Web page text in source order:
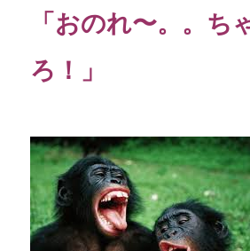
「おのれ〜。。ち
ろ！」